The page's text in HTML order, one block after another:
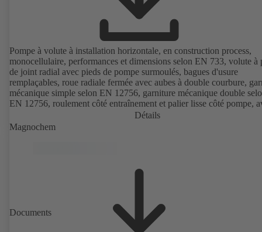
Pompe à volute à installation horizontale, en construction process,
monocellulaire, performances et dimensions selon EN 733, volute à
de joint radial avec pieds de pompe surmoulés, bagues d'usure
remplaçables, roue radiale fermée avec aubes à double courbure,
mécanique simple selon EN 12756, garniture mécanique double
EN 12756, roulement côté entraînement et palier lisse côté pompe,
moteur KSB SuPremE sans aimant (sauf les tailles de moteur 0,55
0,75 kW à 1500 t/min équipées d'aimants permanents), classe de
rendement IE4/IE5 et variateur de fréquence PumpDrive, version
Détails
Magnochem
Documents